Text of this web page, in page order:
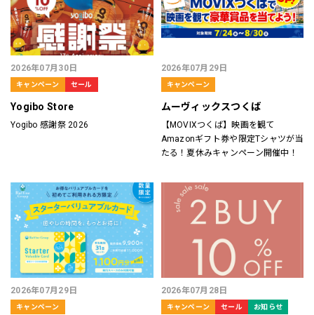
2026年07月30日
キャンペーン セール
Yogibo Store
Yogibo 感謝祭 2026
2026年07月29日
キャンペーン
ムーヴィックスつくば
【MOVIXつくば】映画を観て
Amazonギフト券や限定Tシャツが当
たる！夏休みキャンペーン開催中！
2026年07月29日
キャンペーン
2026年07月28日
キャンペーン セール お知らせ